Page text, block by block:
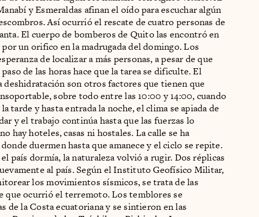
y Esmeraldas afinan el oído para escuchar algún
Así ocurrió el rescate de cuatro personas de
El cuerpo de bomberos de Quito las encontró en
un orifico en la madrugada del domingo. Los
de localizar a más personas, a pesar de que
de las horas hace que la tarea se dificulte. El
deshidratación son otros factores que tienen que
sobre todo entre las 10:00 y 14:00, cuando
tarde y hasta entrada la noche, el clima se apiada de
y el trabajo continúa hasta que las fuerzas lo
hay hoteles, casas ni hostales. La calle se ha
duermen hasta que amanece y el ciclo se repite.
país dormía, la naturaleza volvió a rugir. Dos réplicas
al país. Según el Instituto Geofísico Militar,
los movimientos sísmicos, se trata de las
que ocurrió el terremoto. Los temblores se
de la Costa ecuatoriana y se sintieron en las